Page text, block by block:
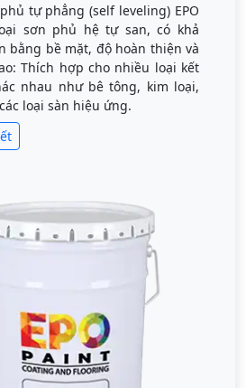
tự phẳng (self leveling) EPO
sơn phủ hệ tự san, có khả
bằng bề mặt, độ hoàn thiện và
Thích hợp cho nhiều loại kết
nhau như bê tông, kim loại,
loại sàn hiệu ứng.